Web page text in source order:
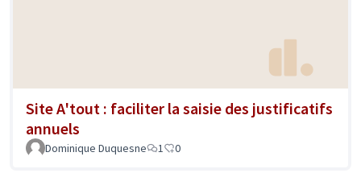
Site A'tout : faciliter la saisie des justificatifs
annuels
Dominique Duquesne 1 0